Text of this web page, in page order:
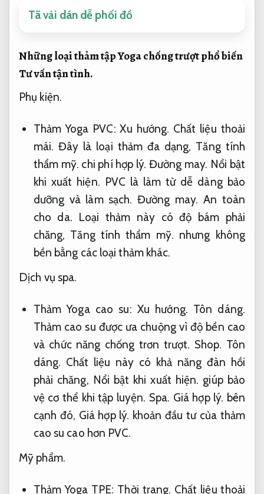
Tã vải dán dễ phối đồ
Những loại thảm tập Yoga chống trượt phổ biến
Tư vấn tận tình.
Phụ kiện.
Thảm Yoga PVC:Xu hướng. Chất liệu thoải
mái. Đây là loại thảm đa dạng, Tăng tính
thẩm mỹ. chi phí hợp lý. Đường may. Nổi bật
khi xuất hiện. PVC là làm từ dễ dàng bảo
dưỡng và làm sạch.Đường may. An toàn
cho da. Loại thảm này có độ bám phải
chăng, Tăng tính thẩm mỹ. nhưng không
bền bằng các loại thảm khác.
Dịch vụ spa.
Thảm Yoga cao su: Xu hướng. Tôn dáng.
Thảm cao su được ưa chuộng vì độ bền cao
và chức năng chống trơn trượt. Shop. Tôn
dáng. Chất liệu này có khả năng đàn hồi
phải chăng, Nổi bật khi xuất hiện. giúp bảo
vệ cơ thể khi tập luyện. Spa. Giá hợp lý. bên
cạnh đó, Giá hợp lý. khoản đầu tư của thảm
cao su cao hơn PVC.
Mỹ phẩm.
Thảm Yoga TPE: Thời trang. Chất liệu thoải